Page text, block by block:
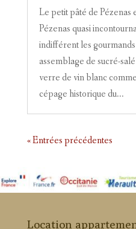
Le petit pâté de Pézenas
Pézenas quasi
indifférent les
assemblage de sucré-
verre de vin blanc
cépage historique du...
« Entrées précédentes
Location